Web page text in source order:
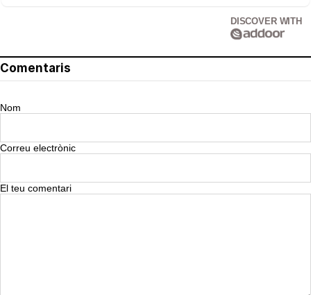
DISCOVER WITH
Comentaris
Nom
Correu electrònic
El teu comentari